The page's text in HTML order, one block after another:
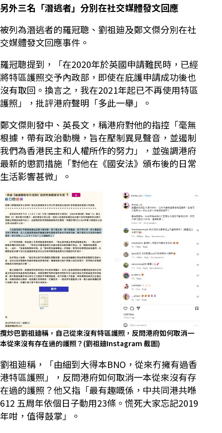
另外三名「潛逃者」分別在社交媒體發文回應
被列為潛逃者的羅冠聰、劉祖廸及鄭文傑分別在社
交媒體發文回應事件。
羅冠聰提到，「在2020年於英國申請難民時，已經
將特區護照交予內政部，即使在庇護申請成功後也
沒有取回。換言之，我在2021年起已不再使用特區
護照」，批評港府聲明「多此一舉」。
鄭文傑則發中、英長文，稱港府對他的指控「毫無
根據，帶有政治動機，旨在壓制異見聲音，並遏制
我們為香港民主和人權所作的努力」，並強調港府
最新的懲罰措施「對他在《國安法》頒布後的日常
生活影響甚微」。
攬炒巴劉祖廸稱，自己從來沒有特區護照，反問港府如何取消一
本從來沒有存在過的護照？(劉祖廸Instagram 截圖)
劉祖廸稱，「由細到大得本BNO，從來冇擁有過香
港特區護照」，反問港府如何取消一本從來沒有存
在過的護照？他又指「最有趣嘅係，中共同港共喺
612 五周年依個日子動用23條。慌死大家忘記2019
年咁，值得鼓掌」。